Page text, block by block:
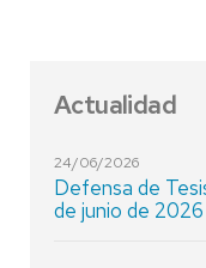
Actualidad
24/06/2026
Defensa de
de junio de 2026